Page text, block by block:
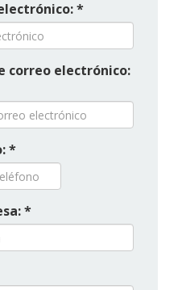
*
correo electrónico:
*
*